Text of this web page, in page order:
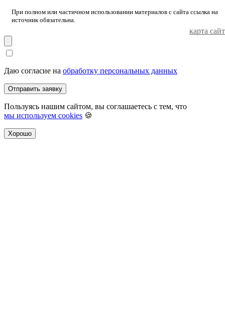
При полном или частичном использовании материалов с сайта ссылка на
источник обязательна.
карта
Даю согласие на обработку персональных данных
Отправить заявку
Пользуясь нашим сайтом, вы соглашаетесь с тем, что
мы используем cookies 🍪
Хорошо